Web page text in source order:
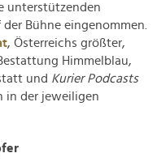
unterstützenden
Bühne eingenommen.
, Österreichs größter,
Himmelblau,
und Kurier Podcasts
in der jeweiligen